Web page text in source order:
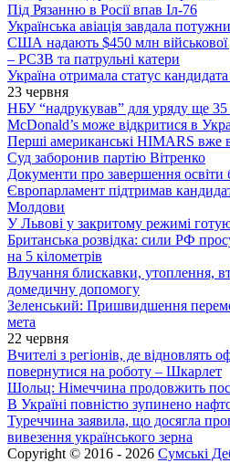
Під Рязанню в Росії впав Іл-76
Українська авіація завдала
США надають $450 млн військової
– РСЗВ та патрульні катери
Україна отримала статус
23 червня
НБУ “надрукував” для уряду ще 35
McDonald’s може відкритися в
Перші американські HIMARS вже в
Суд заборонив партію Вітренко
Документи про завершення освіти
Європарламент підтримав
Молдови
У Львові у закритому режимі
Британська розвідка: сили РФ
на 5 кілометрів
Влучання блискавки, утоплення,
домедичну допомогу
Зеленський: Пришвидшення
мета
22 червня
Вчителі з регіонів, де відновлять
повернутися на роботу – Шкарлет
Шольц: Німеччина продовжить
В Україні повністю зупинено
Туреччина заявила, що досягла
вивезення українського зерна
Copyright © 2016 - 2026 Сумські